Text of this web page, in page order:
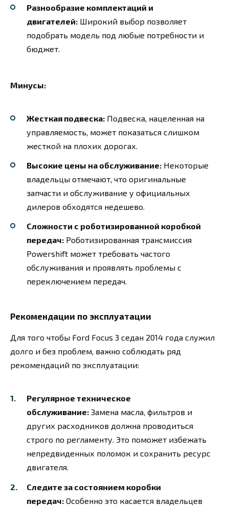
Разнообразие комплектаций и
двигателей: Широкий выбор позволяет
подобрать модель под любые потребности и
бюджет.
Минусы:
Жесткая подвеска: Подвеска, нацеленная на
управляемость, может показаться слишком
жесткой на плохих дорогах.
Высокие цены на обслуживание: Некоторые
владельцы отмечают, что оригинальные
запчасти и обслуживание у официальных
дилеров обходятся недешево.
Сложности с роботизированной коробкой
передач: Роботизированная трансмиссия
Powershift может требовать частого
обслуживания и проявлять проблемы с
переключением передач.
Рекомендации по эксплуатации
Для того чтобы Ford Focus 3 седан 2014 года служил
долго и без проблем, важно соблюдать ряд
рекомендаций по эксплуатации:
Регулярное техническое
обслуживание: Замена масла, фильтров и
других расходников должна проводиться
строго по регламенту. Это поможет избежать
непредвиденных поломок и сохранить ресурс
двигателя.
Следите за состоянием коробки
передач: Особенно это касается владельцев